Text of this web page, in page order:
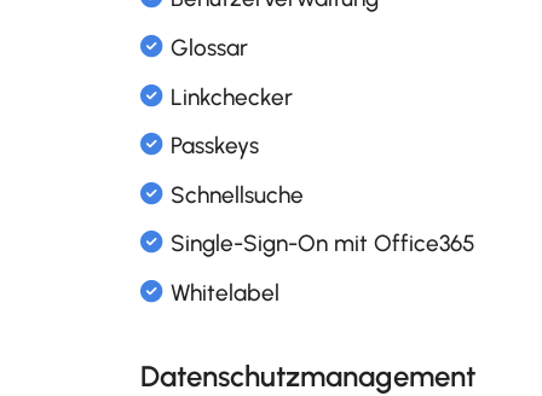
Auditlog
Glossar
Linkchecker
Passkeys
Schnellsuche
Single-Sign-On mit Office365
Datenschutzmanagement